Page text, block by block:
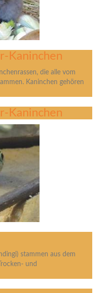
Kaninchen
die alle vom
Kaninchen gehören
Kaninchen
stammen aus dem
und